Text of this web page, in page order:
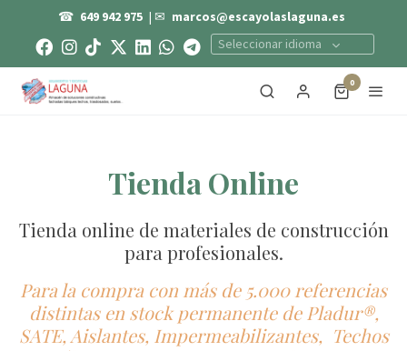
☎ 649 942 975 | ✉ marcos@escayolaslaguna.es
Seleccionar idioma
0
Tienda Online
Tienda online de materiales de construcción
para profesionales.
Para la compra con más de 5.000 referencias
distintas en stock permanente de Pladur®,
SATE, Aislantes, Impermeabilizantes, Techos